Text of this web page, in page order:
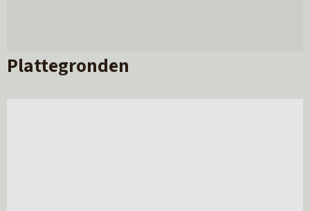
Plattegronden